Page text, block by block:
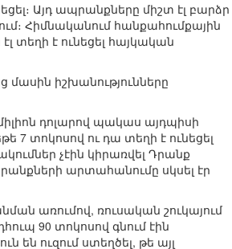
Այդ ապրանքները միշտ էլ բարձր
Հիմնականում հանքահումքային
տեղի է ունեցել հայկական
իշխանությունները
դոլարով պակաս այդպիսի
7 տոկոսով ու դա տեղի է ունեցել
չէին կիրառվել Դրանք
արտահանումը սկսել էր
առումով, ռուսական շուկայում
90 տոկոսով գնում էին
են ուզում ստեղծել, թե այլ